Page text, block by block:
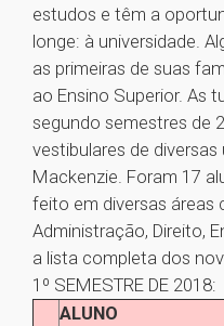
estudos e têm a
longe: à universidade.
as primeiras de suas
ao Ensino Superior. As
segundo semestres de
vestibulares de
Mackenzie. Foram 17
feito em diversas áreas
Administração, Direito,
a lista completa dos
1º SEMESTRE DE 2018:
ALUNO